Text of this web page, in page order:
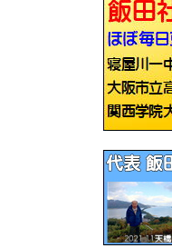
ゲ
ー
シ
ョ
ン